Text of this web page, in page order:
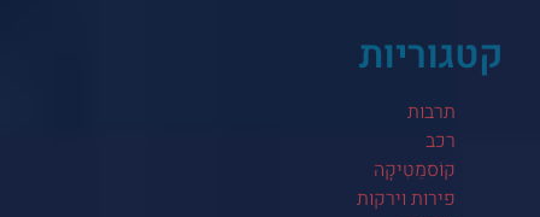
קטגוריות
תרבות
רכב
קוֹסמֵטִיקָה
פירות וירקות